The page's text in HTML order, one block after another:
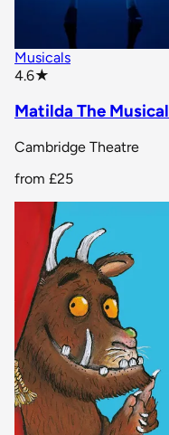
Musicals
4.6★
Matilda The Musical
Cambridge Theatre
from £25